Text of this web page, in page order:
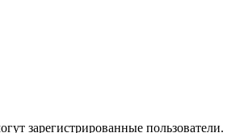
зарегистрированные пользователи.